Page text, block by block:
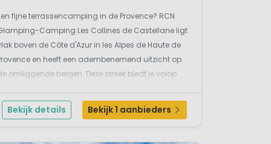
niet bang dat je plat
niet ontdekt zijn door het
fijne terrassencamping in de Provence? RCN
Camping Les Collines de Castellane ligt
boven de Côte d'Azur in les Alpes de Haute de
en heeft een adembenemend uitzicht op
omliggende bergen. Deze streek biedt je volop
verbazing over zoveel natuurschoon.Wordt het een
actieve...
Bekijk details Bekijk 1 aanbieders